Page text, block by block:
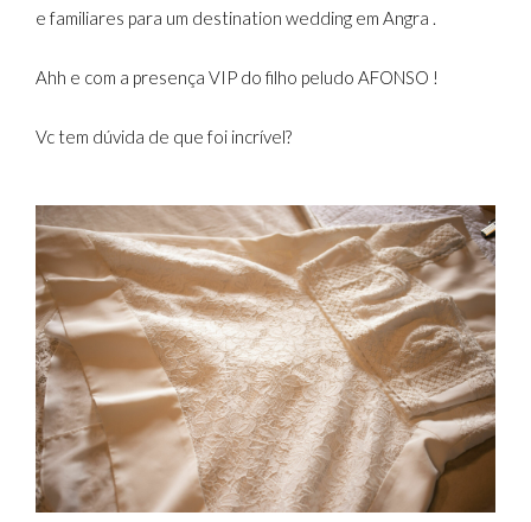
e familiares para um destination wedding em Angra .
Ahh e com a presença VIP do filho peludo AFONSO !
Vc tem dúvida de que foi incrível?